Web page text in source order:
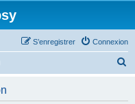
Connexion
S’enregistrer